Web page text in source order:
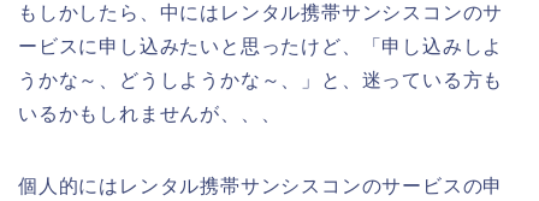
もしかしたら、中にはレンタル携帯サンシスコンのサ
ービスに申し込みたいと思ったけど、「申し込みしよ
うかな～、どうしようかな～、」と、迷っている方も
いるかもしれませんが、、、
個人的にはレンタル携帯サンシスコンのサービスの申